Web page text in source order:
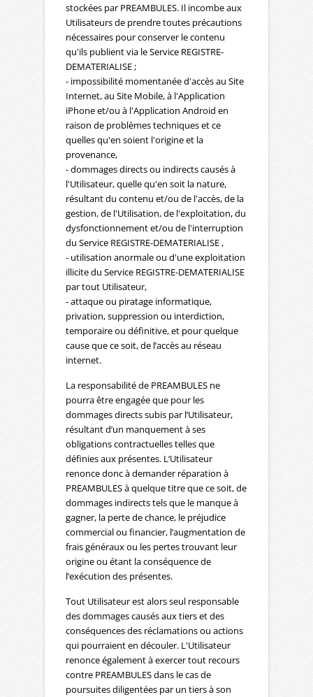
stockées par PREAMBULES. Il incombe aux
Utilisateurs de prendre toutes précautions
nécessaires pour conserver le contenu
qu'ils publient via le Service REGISTRE-
DEMATERIALISE ;
- impossibilité momentanée d'accès au Site
Internet, au Site Mobile, à l'Application
iPhone et/ou à l'Application Android en
raison de problèmes techniques et ce
quelles qu'en soient l'origine et la
provenance,
- dommages directs ou indirects causés à
l'Utilisateur, quelle qu'en soit la nature,
résultant du contenu et/ou de l'accès, de la
gestion, de l'Utilisation, de l'exploitation, du
dysfonctionnement et/ou de l'interruption
du Service REGISTRE-DEMATERIALISE ,
- utilisation anormale ou d'une exploitation
illicite du Service REGISTRE-DEMATERIALISE
par tout Utilisateur,
- attaque ou piratage informatique,
privation, suppression ou interdiction,
temporaire ou définitive, et pour quelque
cause que ce soit, de l’accès au réseau
internet.
La responsabilité de PREAMBULES ne
pourra être engagée que pour les
dommages directs subis par l’Utilisateur,
résultant d’un manquement à ses
obligations contractuelles telles que
définies aux présentes. L’Utilisateur
renonce donc à demander réparation à
PREAMBULES à quelque titre que ce soit, de
dommages indirects tels que le manque à
gagner, la perte de chance, le préjudice
commercial ou financier, l’augmentation de
frais généraux ou les pertes trouvant leur
origine ou étant la conséquence de
l’exécution des présentes.
Tout Utilisateur est alors seul responsable
des dommages causés aux tiers et des
conséquences des réclamations ou actions
qui pourraient en découler. L'Utilisateur
renonce également à exercer tout recours
contre PREAMBULES dans le cas de
poursuites diligentées par un tiers à son